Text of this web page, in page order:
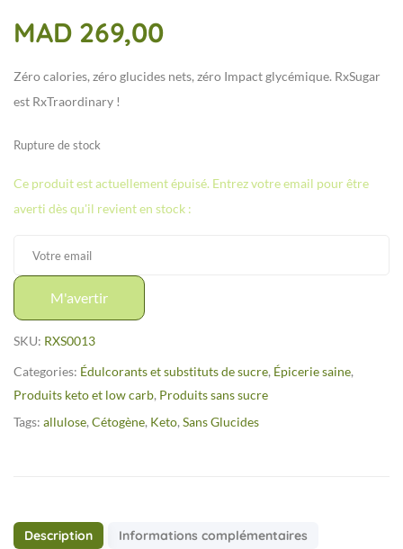
MAD 269,00
Zéro calories, zéro glucides nets, zéro Impact glycémique. RxSugar
est RxTraordinary !
Rupture de stock
Ce produit est actuellement épuisé. Entrez votre email pour être
averti dès qu'il revient en stock :
M'avertir
SKU: RXS0013
Categories: Édulcorants et substituts de sucre, Épicerie saine,
Produits keto et low carb, Produits sans sucre
Tags: allulose, Cétogène, Keto, Sans Glucides
Description Informations complémentaires